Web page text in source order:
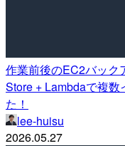
作業前後のEC2バック
Store + Lambdaで複
た！
lee-huisu
2026.05.27